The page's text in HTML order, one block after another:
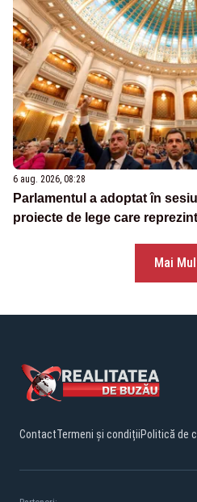
6 aug. 2026, 08:28
Parlamentul a adoptat în
proiecte de lege care
Mai
ContactTermeni și condițiiPolitică de